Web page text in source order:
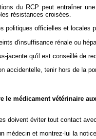
du RCP peut entraîner
résistances croisées.
politiques officielles et locales
d'insuffisance rénale ou
jacente qu'il est conseillé de
accidentelle, tenir hors de la
le médicament vétérinaire
doivent éviter tout contact
médecin et montrez-lui la